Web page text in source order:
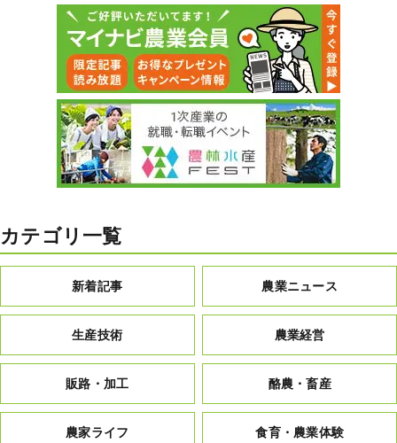
カテゴリ一覧
新着記事 農業ニュース
生産技術 農業経営
販路・加工 酪農・畜産
農家ライフ 食育・農業体験